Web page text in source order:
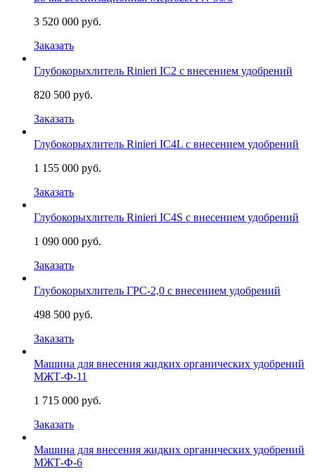
3 520 000 руб.
Заказать
Глубокорыхлитель Rinieri IC2 с внесением удобрений
820 500 руб.
Заказать
Глубокорыхлитель Rinieri IC4L с внесением удобрений
1 155 000 руб.
Заказать
Глубокорыхлитель Rinieri IC4S с внесением удобрений
1 090 000 руб.
Заказать
Глубокорыхлитель ГРС-2,0 с внесением удобрений
498 500 руб.
Заказать
Машина для внесения жидких органических удобрений
МЖТ-Ф-11
1 715 000 руб.
Заказать
Машина для внесения жидких органических удобрений
МЖТ-Ф-6